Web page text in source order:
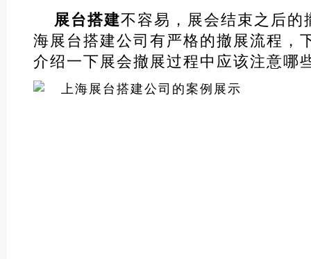
展台搭建不容易，展会结束之后的
海展台搭建公司有严格的撤展流程，
介绍一下展会撤展过程中应该注意哪